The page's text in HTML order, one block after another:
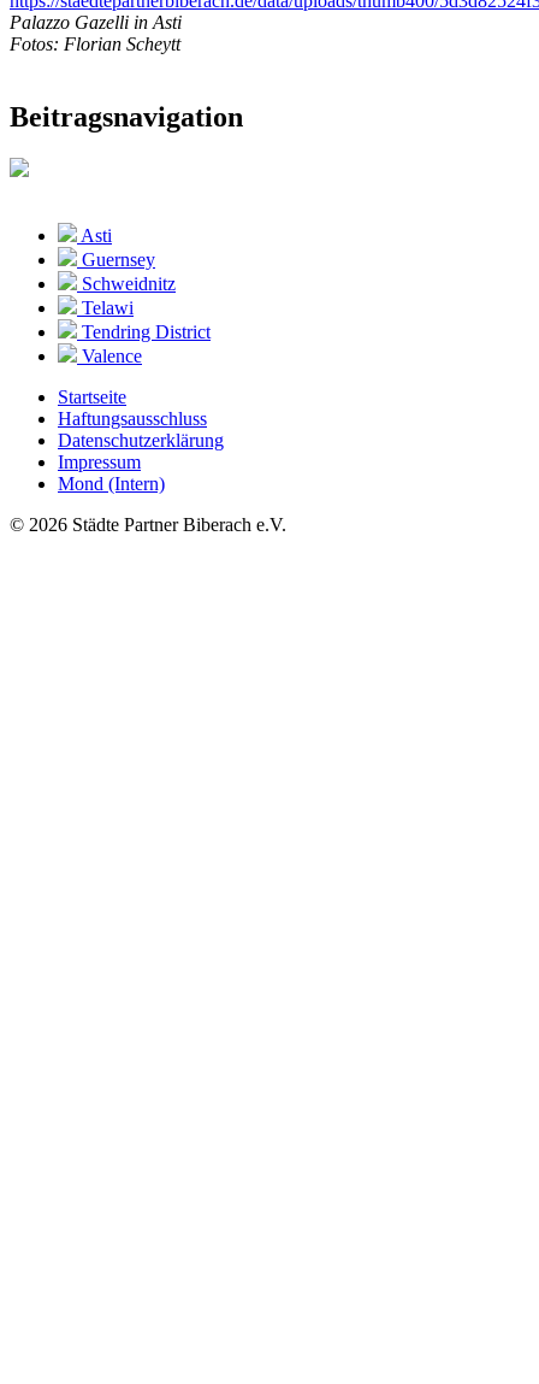
Palazzo Gazelli in Asti
Fotos: Florian Scheytt
Beitragsnavigation
Asti
Guernsey
Schweidnitz
Telawi
Tendring District
Valence
Startseite
Haftungsausschluss
Datenschutzerklärung
Impressum
Mond (Intern)
© 2026 Städte Partner Biberach e.V.